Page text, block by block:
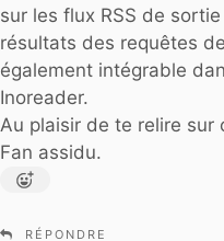
sur les flux RSS de
résultats des requêtes
également intégrable
Inoreader.
Au plaisir de te relire sur
Fan assidu.
RÉPONDRE